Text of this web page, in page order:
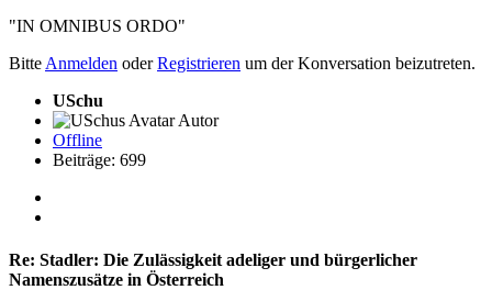
"IN OMNIBUS ORDO"
Bitte Anmelden oderRegistrieren um der Konversation beizutreten.
USchu
Autor
Offline
Beiträge: 699
Re: Stadler: Die Zulässigkeit adeliger und bürgerlicher
Namenszusätze in Österreich